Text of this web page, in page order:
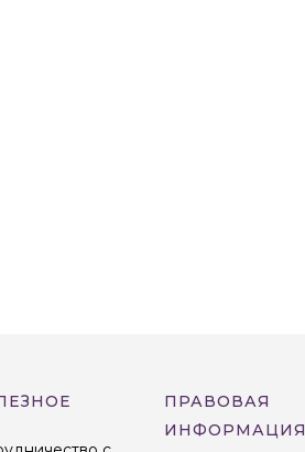
ПРАВОВАЯ
ИНФОРМАЦИЯ